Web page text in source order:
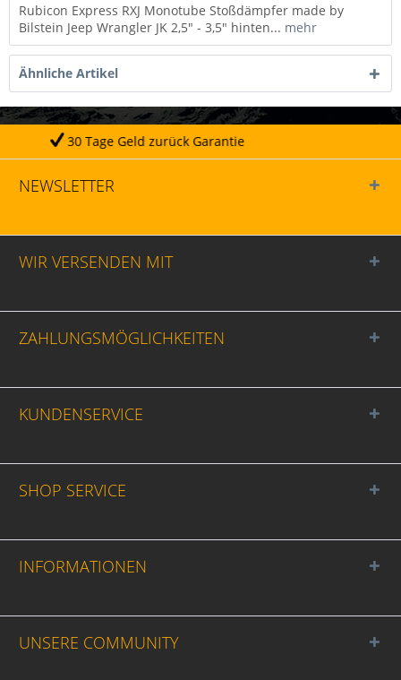
Rubicon Express RXJ Monotube Stoßdämpfer made by
Bilstein Jeep Wrangler JK 2,5" - 3,5" hinten... mehr
Ähnliche Artikel
zurück Garantie
NEWSLETTER
WIR VERSENDEN MIT
ZAHLUNGSMÖGLICHKEITEN
KUNDENSERVICE
SHOP SERVICE
INFORMATIONEN
UNSERE COMMUNITY